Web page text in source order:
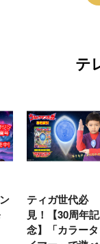
テ
ティガ世代必
見！【30周年記
念】「カラータ